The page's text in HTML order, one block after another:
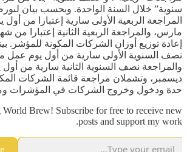
سنوية” خلال السنة الواحدة. وبحسب بيان
المراجعة الربعية الأولى سارية إعتبارا من
مارس، والمراجعة الربعية الثانية إعتبارا من
إعادة توزيع أوزان الشركات المكونة للمؤشر.
نصف السنوية الأولى سارية من أول يوم عمل
والمراجعة نصف السنوية الثانية سارية من
ديسمبر، وتشملان مراجعة قائمة الشركات
حدة ودخول وخروج الشركات في المؤشرات
World Brew! Subscribe for free to receive new
posts and support my work.